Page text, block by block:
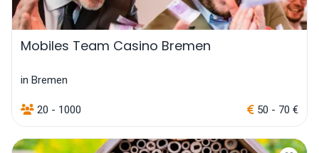
Mobiles Team Casino Bremen
in Bremen
20 - 1000 50 - 70 €